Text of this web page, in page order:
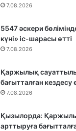
7.08.2026
5547 әскери
күні» іс-шарасы өтті
7.08.2026
Қаржылық
бағытталған кездесу
7.08.2026
Қызылорда:
арттыруға